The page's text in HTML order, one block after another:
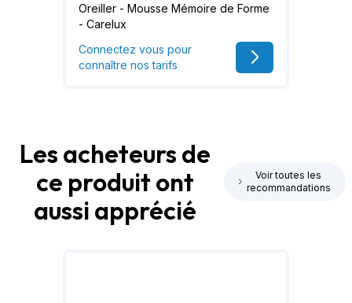
Oreiller - Mousse Mémoire de Forme
- Carelux
Connectez vous pour
connaître nos tarifs
Les acheteurs de
ce produit ont
aussi apprécié
Voir toutes les
recommandations